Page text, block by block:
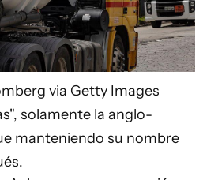
via Getty Images
solamente la anglo-
manteniendo su nombre